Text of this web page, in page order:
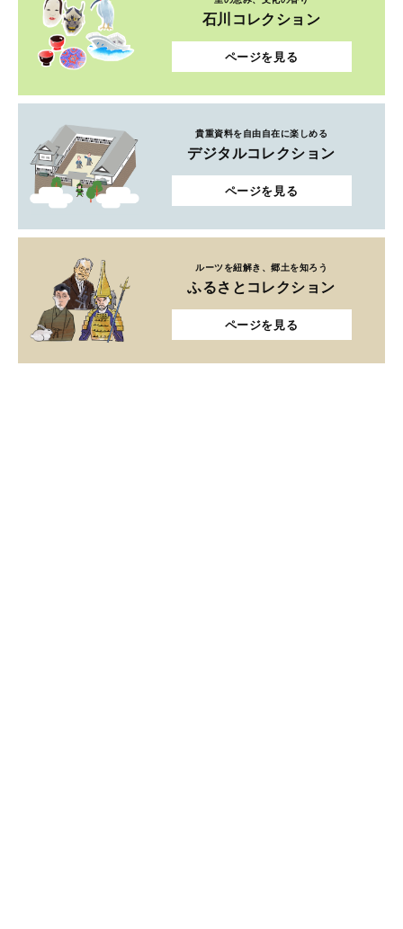
石川コレクション
ページを見る
貴重資料を自由自在に楽しめる
デジタルコレクション
ページを見る
ルーツを紐解き、郷土を知ろう
ふるさとコレクション
ページを見る